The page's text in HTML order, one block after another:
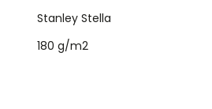
Stanley Stella
180 g/m2